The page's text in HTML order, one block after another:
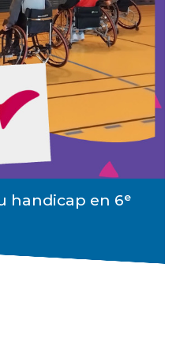
handicap en 6ᵉ